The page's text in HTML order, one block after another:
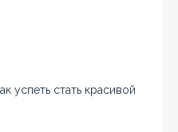
успеть стать красивой